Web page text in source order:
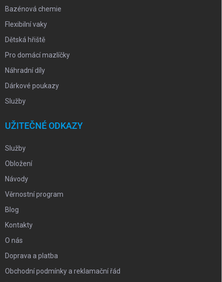
Bazénová chemie
Flexibilní vaky
Dětská hřiště
Pro domácí mazlíčky
Náhradní díly
Dárkové poukazy
Služby
UŽITEČNÉ ODKAZY
Služby
Obložení
Návody
Věrnostní program
Blog
Kontakty
O nás
Doprava a platba
Obchodní podmínky a reklamační řád